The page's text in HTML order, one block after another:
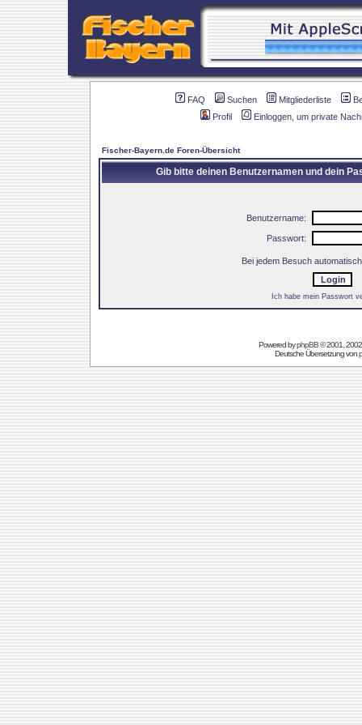
FAQ Suchen Mitgliederliste
Profil
Einloggen, um private
Fischer-Bayern.de Foren-Übersicht
Gib bitte deinen Benutzernamen und dein
Benutzername:
Passwort:
Bei jedem Besuch
Ich habe mein Passwort
Powered byphpBB© 2001,
Deutsche Übersetzung von